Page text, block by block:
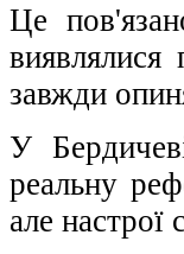
Це
завжди
У
реальну
але настрої